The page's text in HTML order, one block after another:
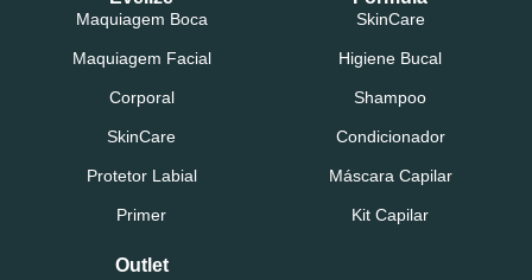
Maquiagem Boca
Maquiagem Facial
Corporal
SkinCare
Protetor Labial
Primer
SkinCare
Higiene Bucal
Shampoo
Condicionador
Máscara Capilar
Kit Capilar
Outlet